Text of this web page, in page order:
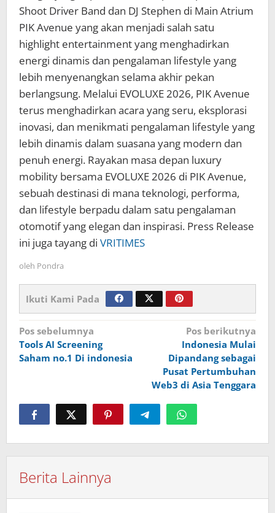
Shoot Driver Band dan DJ Stephen di Main Atrium
PIK Avenue yang akan menjadi salah satu
highlight entertainment yang menghadirkan
energi dinamis dan pengalaman lifestyle yang
lebih menyenangkan selama akhir pekan
berlangsung. Melalui EVOLUXE 2026, PIK Avenue
terus menghadirkan acara yang seru, eksplorasi
inovasi, dan menikmati pengalaman lifestyle yang
lebih dinamis dalam suasana yang modern dan
penuh energi. Rayakan masa depan luxury
mobility bersama EVOLUXE 2026 di PIK Avenue,
sebuah destinasi di mana teknologi, performa,
dan lifestyle berpadu dalam satu pengalaman
otomotif yang elegan dan inspirasi. Press Release
ini juga tayang di VRITIMES
oleh Pondra
Ikuti Kami Pada
Navigasi
pos
Pos sebelumnya
Tools AI Screening
Saham no.1 Di indonesia
Pos berikutnya
Indonesia Mulai
Dipandang sebagai
Pusat Pertumbuhan
Web3 di Asia Tenggara
Berita Lainnya